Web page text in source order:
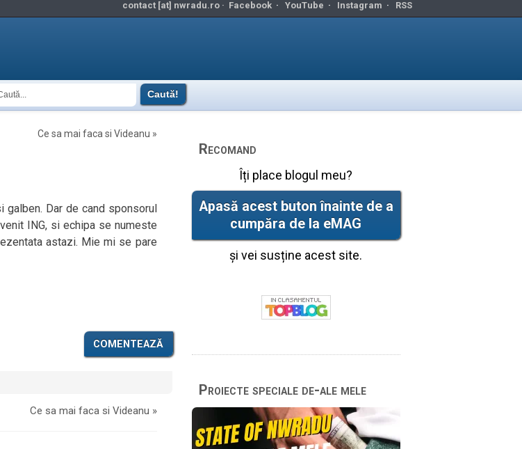
contact [at] nwradu.ro · Facebook· YouTube · Instagram · RSS
Ce sa mai faca si Videanu »
galben. Dar de cand sponsorul
ING, si echipa se numeste
astazi. Mie mi se pare
COMENTEAZĂ
Ce sa mai faca si Videanu »
Recomand
Îți place blogul meu?
Apasă acest buton înainte de a
cumpăra de la eMAG
și vei susține acest site.
Proiecte speciale de-ale mele